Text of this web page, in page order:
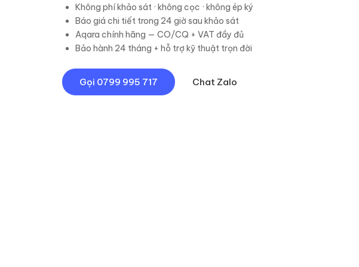
Không phí khảo sát · không cọc · không ép ký
Báo giá chi tiết trong 24 giờ sau khảo sát
Aqara chính hãng — CO/CQ + VAT đầy đủ
Bảo hành 24 tháng + hỗ trợ kỹ thuật trọn đời
Gọi 0799 995 717 Chat Zalo